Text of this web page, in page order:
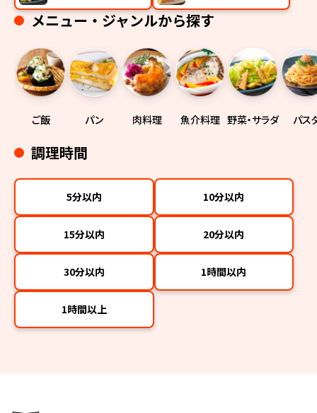
メニュー・ジャンルから探す
ご飯 パン 肉料理 魚介料理 野菜・サラダ パス
調理時間
5分以内 10分以内
15分以内 20分以内
30分以内 1時間以内
1時間以上